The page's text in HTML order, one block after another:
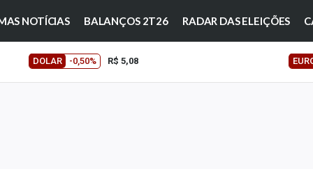
NOTÍCIAS BALANÇOS 2T26 RADAR DAS ELEIÇÕES
DOLAR -0,50% R$ 5,08